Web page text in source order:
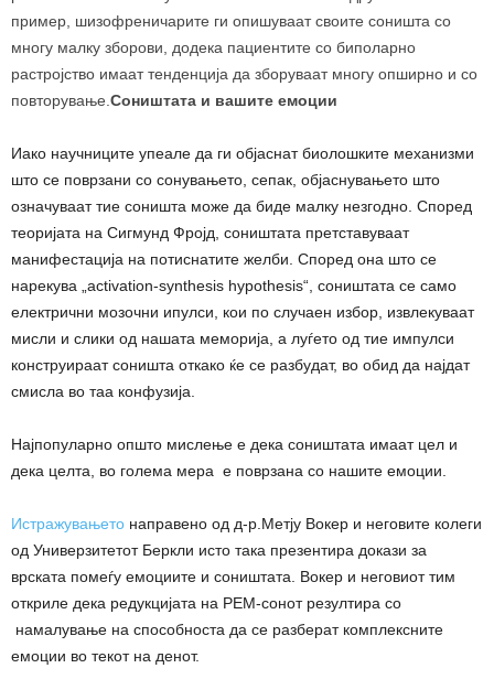
пример, шизофреничарите ги опишуваат своите соништа со
многу малку зборови, додека пациентите со биполарно
растројство имаат тенденција да зборуваат многу опширно и со
повторување. Соништата и вашите емоции
Иако научниците упеале да ги објаснат биолошките механизми
што се поврзани со сонувањето, сепак, објаснувањето што
означуваат тие соништа може да биде малку незгодно. Според
теоријата на Сигмунд Фројд, соништата претставуваат
манифестација на потиснатите желби. Според она што се
нарекува „activation-synthesis hypothesis“, соништата се само
електрични мозочни ипулси, кои по случаен избор, извлекуваат
мисли и слики од нашата меморија, а луѓето од тие импулси
конструираат соништа откако ќе се разбудат, во обид да најдат
смисла во таа конфузија.
Најпопуларно општо мислење е дека соништата имаат цел и
дека целта, во голема мера е поврзана со нашите емоции.
Истражувањето направено од д-р.Метју Вокер и неговите колеги
од Универзитетот Беркли исто така презентира докази за
врската помеѓу емоциите и соништата. Вокер и неговиот тим
откриле дека редукцијата на РЕМ-сонот резултира со
намалување на способноста да се разберат комплексните
емоции во текот на денот.